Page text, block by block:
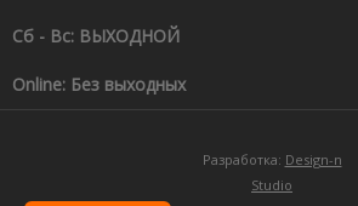
Сб - Вс: ВЫХОДНОЙ
Online: Без выходных
Разработка: Design-n
Studio